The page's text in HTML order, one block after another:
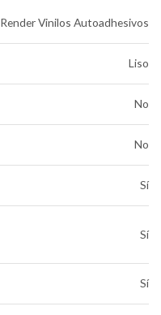
Render Vinilos Autoadhesivos
Liso
No
No
Sí
Sí
Sí